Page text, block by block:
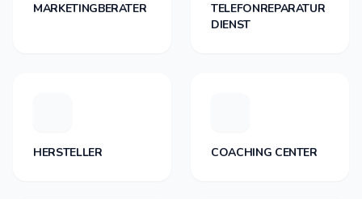
MARKETINGBERATER
TELEFONREPARATUR
DIENST
HERSTELLER COACHING CENTER